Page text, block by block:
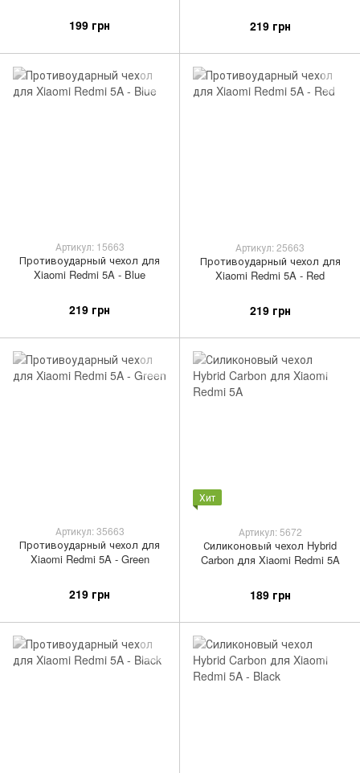
199 грн 219 грн
Артикул: 15663
Противоударный чехол для
Xiaomi Redmi 5A - Blue
219 грн
Артикул: 25663
Противоударный чехол для
Xiaomi Redmi 5A - Red
219 грн
Артикул: 35663
Противоударный чехол для
Xiaomi Redmi 5A - Green
219 грн
Хит
Артикул: 5672
Силиконовый чехол Hybrid
Carbon для Xiaomi Redmi 5A
189 грн